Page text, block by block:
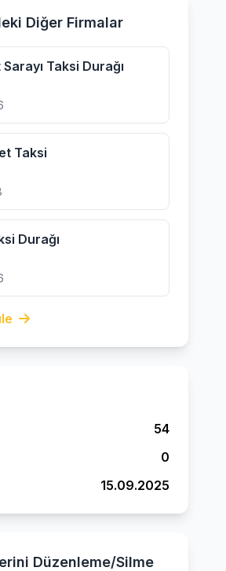
Diğer Firmalar
Taksi Durağı
Taksi
Durağı
54
0
15.09.2025
Düzenleme/Silme